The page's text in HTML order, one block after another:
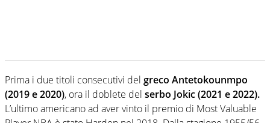
Prima i due titoli consecutivi del greco Antetokounmpo
(2019 e 2020), ora il doblete del serbo Jokic (2021 e 2022).
L’ultimo americano ad aver vinto il premio di Most Valuable